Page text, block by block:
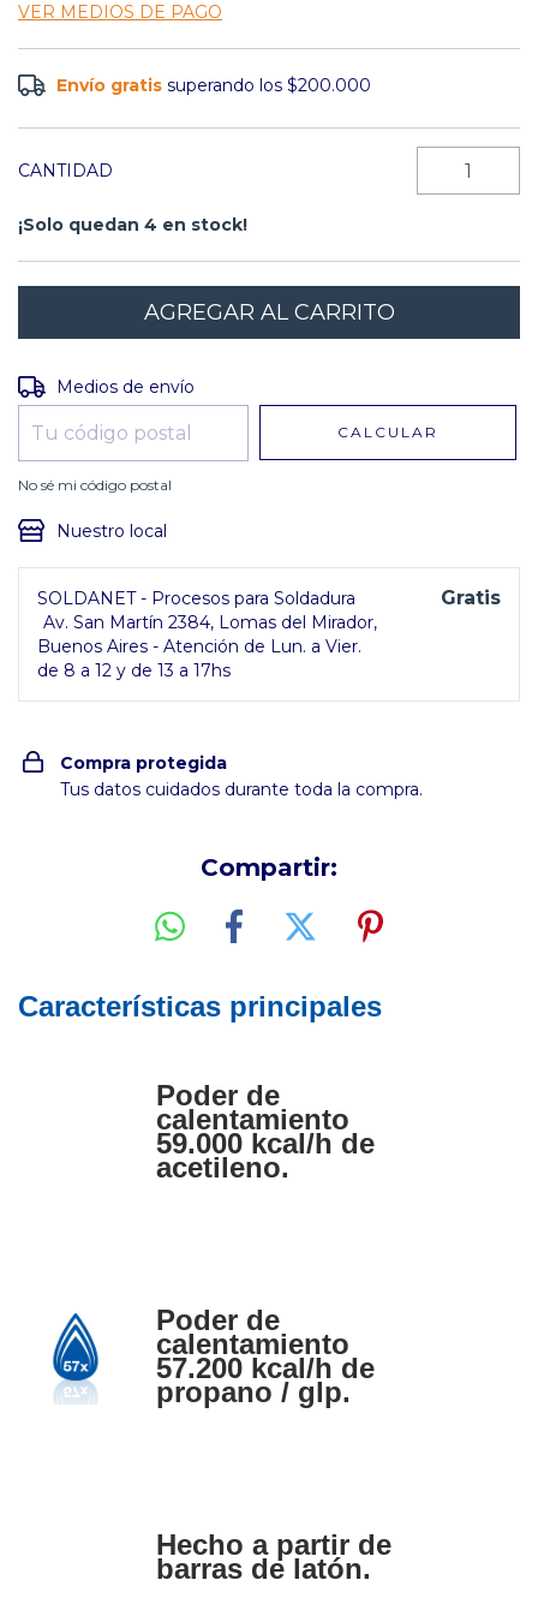
VER MEDIOS DE PAGO
Envío gratis superando los$200.000
CANTIDAD
¡Solo quedan 4 en stock!
Entregas para el CP:
Medios de envío
CALCULAR
No sé mi código postal
Nuestro local
SOLDANET - Procesos para Soldadura
Av. San Martín 2384, Lomas del Mirador,
Buenos Aires - Atención de Lun. a Vier.
de 8 a 12 y de 13 a 17hs
Gratis
Compra protegida
Tus datos cuidados durante toda la compra.
Compartir:
Características principales
Poder de
calentamiento
59.000 kcal/h de
acetileno.
Poder de
calentamiento
57.200 kcal/h de
propano / glp.
Hecho a partir de
barras de latón.